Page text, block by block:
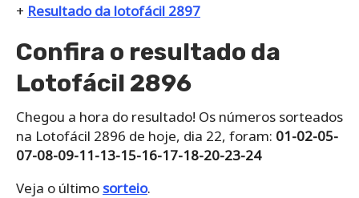
+ Resultado da lotofácil 2897
Confira o resultado da
Lotofácil 2896
Chegou a hora do resultado! Os números sorteados
na Lotofácil 2896 de hoje, dia 22, foram: 01-02-05-
07-08-09-11-13-15-16-17-18-20-23-24
Veja o último sorteio.